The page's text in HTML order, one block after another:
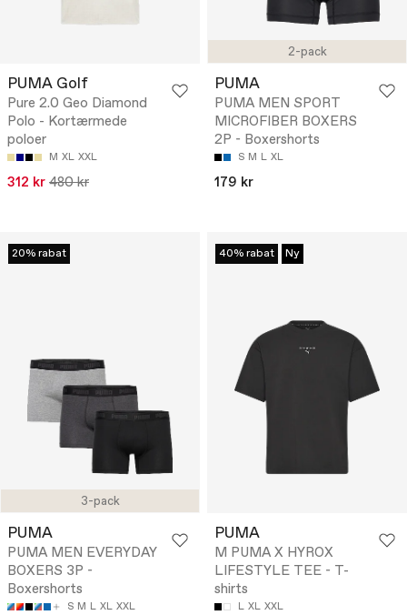
PUMA Golf
Pure 2.0 Geo Diamond
Polo - Kortærmede
poloer
M XL XXL
312 kr 480 kr
2-pack
PUMA
PUMA MEN SPORT
MICROFIBER BOXERS
2P - Boxershorts
S M L XL
179 kr
3-pack
20% rabat
PUMA
PUMA MEN EVERYDAY
BOXERS 3P -
Boxershorts
S M L XL XXL
40% rabat Ny
PUMA
M PUMA X HYROX
LIFESTYLE TEE - T-
shirts
L XL XXL